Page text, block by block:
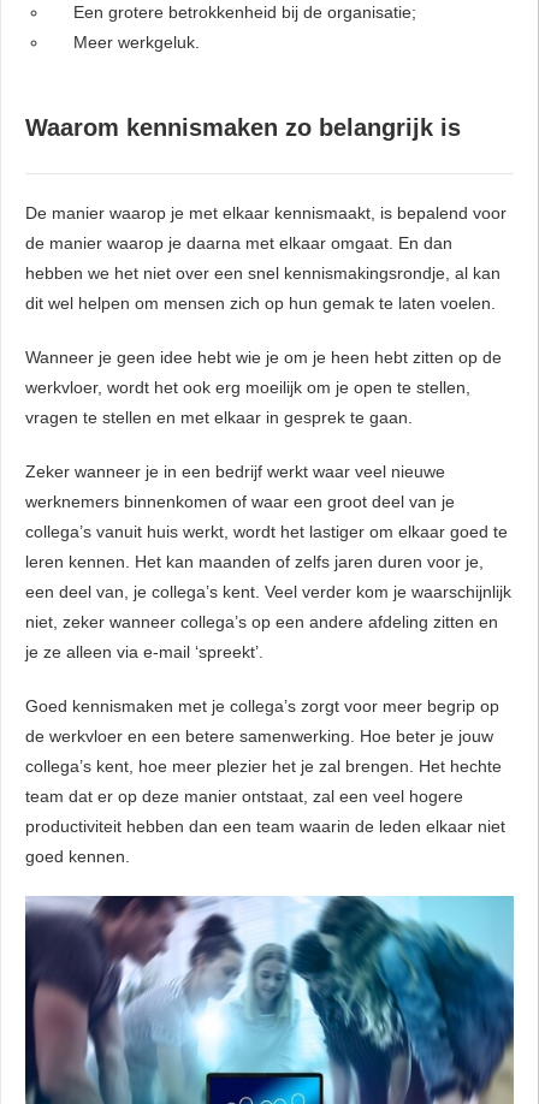
Een grotere betrokkenheid bij de organisatie;
Meer werkgeluk.
Waarom kennismaken zo belangrijk is
De manier waarop je met elkaar kennismaakt, is bepalend voor
de manier waarop je daarna met elkaar omgaat. En dan
hebben we het niet over een snel kennismakingsrondje, al kan
dit wel helpen om mensen zich op hun gemak te laten voelen.
Wanneer je geen idee hebt wie je om je heen hebt zitten op de
werkvloer, wordt het ook erg moeilijk om je open te stellen,
vragen te stellen en met elkaar in gesprek te gaan.
Zeker wanneer je in een bedrijf werkt waar veel nieuwe
werknemers binnenkomen of waar een groot deel van je
collega’s vanuit huis werkt, wordt het lastiger om elkaar goed te
leren kennen. Het kan maanden of zelfs jaren duren voor je,
een deel van, je collega’s kent. Veel verder kom je waarschijnlijk
niet, zeker wanneer collega’s op een andere afdeling zitten en
je ze alleen via e-mail ‘spreekt’.
Goed kennismaken met je collega’s zorgt voor meer begrip op
de werkvloer en een betere samenwerking. Hoe beter je jouw
collega’s kent, hoe meer plezier het je zal brengen. Het hechte
team dat er op deze manier ontstaat, zal een veel hogere
productiviteit hebben dan een team waarin de leden elkaar niet
goed kennen.